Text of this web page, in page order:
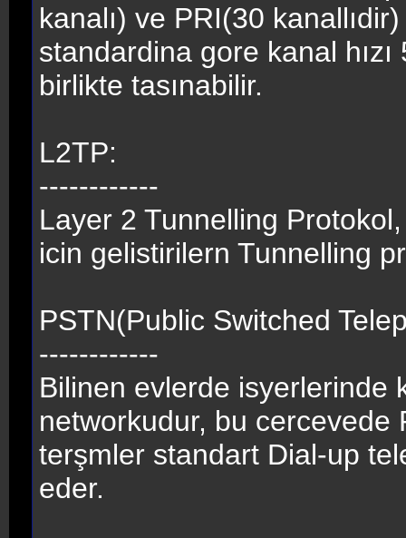
kanalı) ve PRI(30
standardina gore kanal
birlikte tasınabilir.
L2TP:
------------
Layer 2 Tunnelling
icin gelistirilern Tunnelling
PSTN(Public Switched
------------
Bilinen evlerde isyerlerinde
networkudur, bu cercevede
terşmler standart Dial-up
eder.